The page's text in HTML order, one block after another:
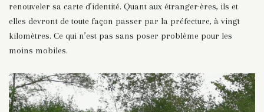
renouveler sa carte d’identité. Quant aux étranger·ères, ils et
elles devront de toute façon passer par la préfecture, à vingt
kilomètres. Ce qui n’est pas sans poser problème pour les
moins mobiles.